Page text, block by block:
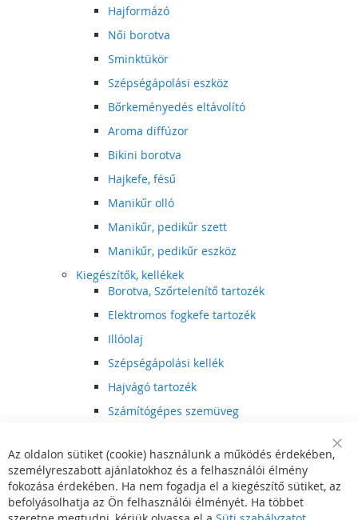
Hajformázó
Női borotva
Sminktükör
Szépségápolási eszköz
Bőrkeményedés eltávolító
Aroma diffúzor
Bikini borotva
Hajkefe, fésű
Manikűr olló
Manikűr, pedikűr szett
Manikűr, pedikűr eszköz
Kiegészítők, kellékek
Borotva, Szőrtelenítő tartozék
Elektromos fogkefe tartozék
Illóolaj
Szépségápolási kellék
Hajvágó tartozék
Számítógépes szemüveg
Hajvágó kiegészítő
Szórakoztató elektronika
Multimédia
DVD, BluRay lejátszó
Bar
Az oldalon sütiket (cookie) használunk a működés érdekében,
személyreszabott ajánlatokhoz és a felhasználói élmény
fokozása érdekében. Ha nem fogadja el a kiegészítő sütiket, az
befolyásolhatja az Ön felhasználói élményét. Ha többet